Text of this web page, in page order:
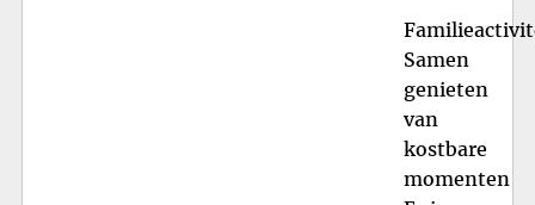
Samen
genieten
van
kostbare
momenten